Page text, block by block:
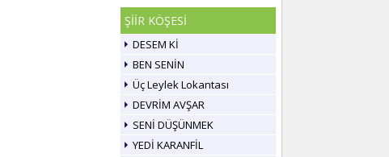
ŞİİR KÖŞESİ
DESEM Kİ
BEN SENİN
Üç Leylek Lokantası
DEVRİM AVŞAR
SENİ DÜŞÜNMEK
YEDİ KARANFİL